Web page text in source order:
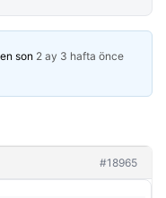
son 2 ay 3 hafta önce
#18965